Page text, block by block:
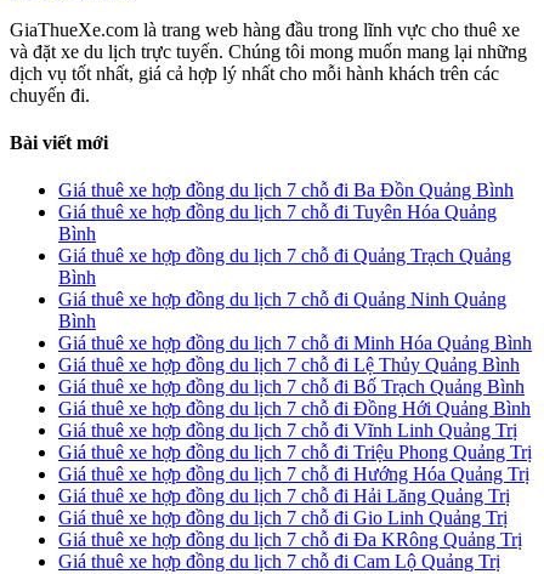
GiaThueXe.com là trang web hàng đầu trong lĩnh vực cho thuê xe
và đặt xe du lịch trực tuyến. Chúng tôi mong muốn mang lại những
dịch vụ tốt nhất, giá cả hợp lý nhất cho mỗi hành khách trên các
chuyến đi.
Bài viết mới
Giá thuê xe hợp đồng du lịch 7 chỗ đi Ba Đồn Quảng Bình
Giá thuê xe hợp đồng du lịch 7 chỗ đi Tuyên Hóa Quảng
Bình
Giá thuê xe hợp đồng du lịch 7 chỗ đi Quảng Trạch Quảng
Bình
Giá thuê xe hợp đồng du lịch 7 chỗ đi Quảng Ninh Quảng
Bình
Giá thuê xe hợp đồng du lịch 7 chỗ đi Minh Hóa Quảng Bình
Giá thuê xe hợp đồng du lịch 7 chỗ đi Lệ Thủy Quảng Bình
Giá thuê xe hợp đồng du lịch 7 chỗ đi Bố Trạch Quảng Bình
Giá thuê xe hợp đồng du lịch 7 chỗ đi Đồng Hới Quảng Bình
Giá thuê xe hợp đồng du lịch 7 chỗ đi Vĩnh Linh Quảng Trị
Giá thuê xe hợp đồng du lịch 7 chỗ đi Triệu Phong Quảng Trị
Giá thuê xe hợp đồng du lịch 7 chỗ đi Hướng Hóa Quảng Trị
Giá thuê xe hợp đồng du lịch 7 chỗ đi Hải Lăng Quảng Trị
Giá thuê xe hợp đồng du lịch 7 chỗ đi Gio Linh Quảng Trị
Giá thuê xe hợp đồng du lịch 7 chỗ đi Đa KRông Quảng Trị
Giá thuê xe hợp đồng du lịch 7 chỗ đi Cam Lộ Quảng Trị